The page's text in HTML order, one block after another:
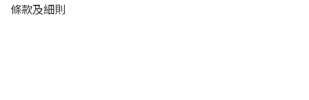
條款及細則